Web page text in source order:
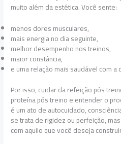
muito além da estética. Você sente:
menos dores musculares,
mais energia no dia seguinte,
melhor desempenho nos treinos,
maior constância,
e uma relação mais saudável com
Por isso, cuidar da refeição pós
proteína pós treino e entender o
é um ato de autocuidado,
se trata de rigidez ou perfeição,
com aquilo que você deseja